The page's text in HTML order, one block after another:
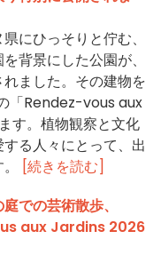
にひっそりと佇む、
背景にした公園が、
ました。その建物を
「Rendez-vous aux
す。植物観察と文化
る人々にとって、出
[続きを読む]
での芸術散歩、
aux Jardins 2026